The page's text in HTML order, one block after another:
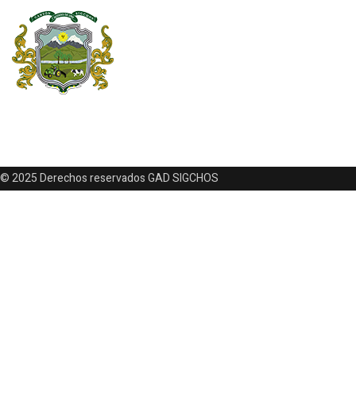
© 2025 Derechos reservados GAD SIGCHOS